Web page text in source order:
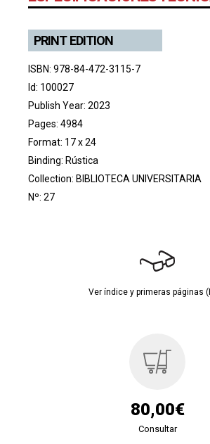
PRINT EDITION
ISBN: 978-84-472-3115-7
Id: 100027
Publish Year: 2023
Pages: 4984
Format: 17 x 24
Binding: Rústica
Collection: BIBLIOTECA UNIVERSITARIA
Nº: 27
Ver índice y primeras páginas
80,00€
Consultar